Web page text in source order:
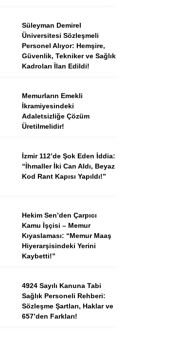
Süleyman Demirel
Üniversitesi Sözleşmeli
Personel Alıyor: Hemşire,
Güvenlik, Tekniker ve Sağlık
Kadroları İlan Edildi!
Memurların Emekli
İkramiyesindeki
Adaletsizliğe Çözüm
Üretilmelidir!
İzmir 112’de Şok Eden İddia:
“İhmaller İki Can Aldı, Beyaz
Kod Rant Kapısı Yapıldı!”
Hekim Sen’den Çarpıcı
Kamu İşçisi – Memur
Kıyaslaması: “Memur Maaş
Hiyerarşisindeki Yerini
Kaybetti!”
4924 Sayılı Kanuna Tabi
Sağlık Personeli Rehberi:
Sözleşme Şartları, Haklar ve
657’den Farkları!